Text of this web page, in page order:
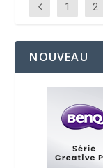
1 2
NOUVEAU